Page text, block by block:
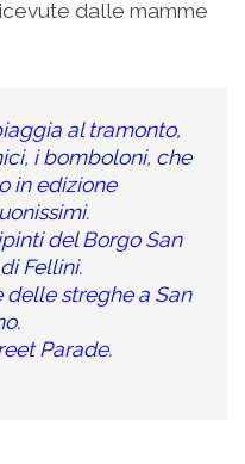
dalle mamme
al tramonto,
ibomboloni, che
in edizione
del Borgo San
Fellini.
streghe a San
Parade.